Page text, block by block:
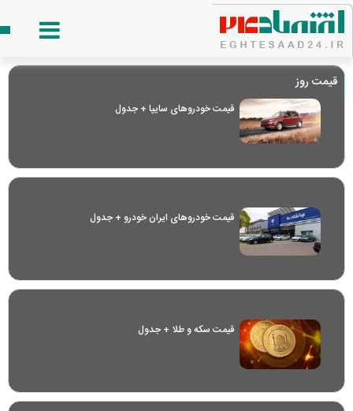
قیمت روز
قیمت خودرو‌های سایپا + جدول
قیمت خودرو‌های ایران خودرو + جدول
قیمت سکه و طلا + جدول